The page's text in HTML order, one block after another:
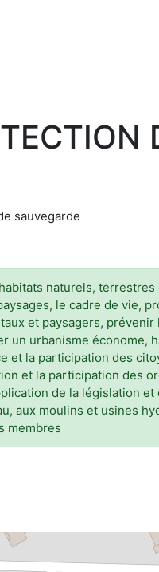
sauvegarde
naturels,
le cadre de
et paysagers,
un urbanisme
et la participation des
et la participation des
de la législation
aux moulins et usines
membres